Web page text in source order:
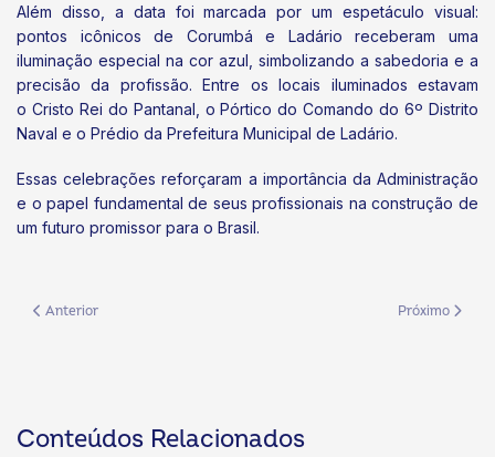
Além disso, a data foi marcada por um espetáculo visual:
pontos icônicos de Corumbá e Ladário receberam uma
iluminação especial na cor azul, simbolizando a sabedoria e a
precisão da profissão. Entre os locais iluminados estavam
o Cristo Rei do Pantanal, o Pórtico do Comando do 6º Distrito
Naval e o Prédio da Prefeitura Municipal de Ladário.
Essas celebrações reforçaram a importância da Administração
e o papel fundamental de seus profissionais na construção de
um futuro promissor para o Brasil.
Artigo anterior: UNIGRAN SUMMIT 2025 reúne especialistas e debate
Anterior Próximo
Próximo
Conteúdos Relacionados